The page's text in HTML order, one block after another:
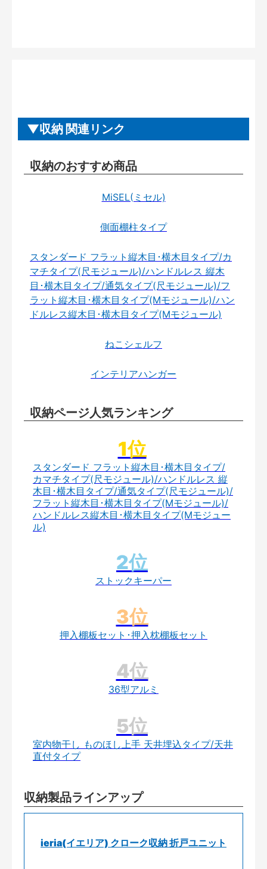
収納 関連リンク
収納のおすすめ商品
MiSEL(ミセル)
側面棚柱タイプ
スタンダード フラット縦木目･横木目タイプ/カ
マチタイプ(尺モジュール)/ハンドルレス 縦木
目･横木目タイプ/通気タイプ(尺モジュール)/フ
ラット縦木目･横木目タイプ(Mモジュール)/ハン
ドルレス縦木目･横木目タイプ(Mモジュール)
ねこシェルフ
インテリアハンガー
収納ページ人気ランキング
スタンダード フラット縦木目･横木目タイプ/
カマチタイプ(尺モジュール)/ハンドルレス 縦
木目･横木目タイプ/通気タイプ(尺モジュール)/
フラット縦木目･横木目タイプ(Mモジュール)/
ハンドルレス縦木目･横木目タイプ(Mモジュー
ル)
ストックキーパー
押入棚板セット･押入枕棚板セット
36型アルミ
室内物干し ものほし上手 天井埋込タイプ/天井
直付タイプ
収納製品ラインアップ
ieria(イエリア) クローク収納 折戸ユニット